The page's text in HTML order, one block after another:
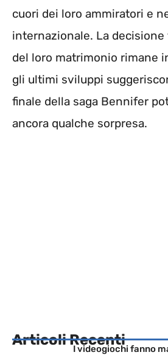
cuori dei loro ammiratori e
internazionale. La
del loro matrimonio rimane
gli ultimi sviluppi
finale della saga Bennifer
ancora qualche sorpresa.
Articoli Recenti
I videogiochi fanno